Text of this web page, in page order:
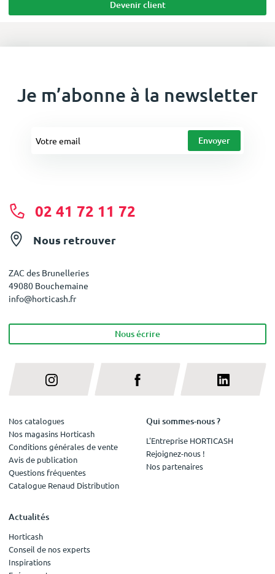
Devenir client
Je m’abonne à la newsletter
02 41 72 11 72
Nous retrouver
ZAC des Brunelleries
49080 Bouchemaine
info@horticash.fr
Nous écrire
Nos catalogues
Nos magasins Horticash
Conditions générales de vente
Avis de publication
Questions fréquentes
Catalogue Renaud Distribution
Qui sommes-nous ?
L'Entreprise HORTICASH
Rejoignez-nous !
Nos partenaires
Actualités
Horticash
Conseil de nos experts
Inspirations